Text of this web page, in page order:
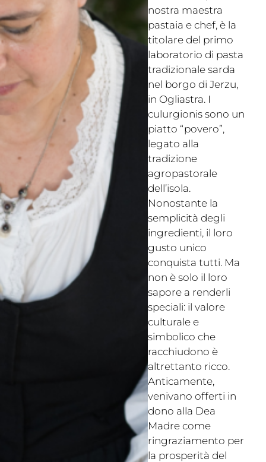
nostra maestra
pastaia e chef, è la
titolare del primo
laboratorio di pasta
tradizionale sarda
nel borgo di Jerzu,
in Ogliastra. I
culurgionis sono un
piatto “povero”,
legato alla
tradizione
agropastorale
dell’isola.
Nonostante la
semplicità degli
ingredienti, il loro
gusto unico
conquista tutti. Ma
non è solo il loro
sapore a renderli
speciali: il valore
culturale e
simbolico che
racchiudono è
altrettanto ricco.
Anticamente,
venivano offerti in
dono alla Dea
Madre come
ringraziamento per
la prosperità del